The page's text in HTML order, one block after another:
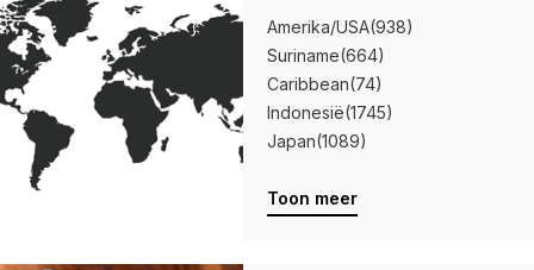
Amerika/USA(938)
Suriname(664)
Caribbean(74)
Indonesië(1745)
Japan(1089)
Toon meer